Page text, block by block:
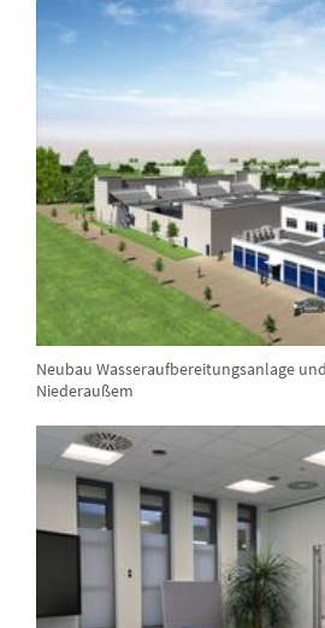
Neubau Wasseraufbereitungsanlage
Niederaußem